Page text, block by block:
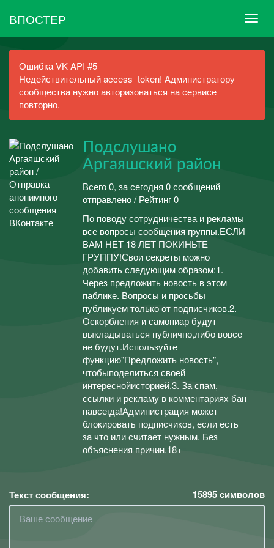
ВПОСТЕР
Ошибка VK API #5
Недействительный access_token! Администратору
сообщества нужно авторизоваться на сервисе
повторно.
Подслушано
Аргаяшский район
Всего 0, за сегодня 0 сообщений
отправлено / Рейтинг 0
По поводу сотрудничества и рекламы
все вопросы сообщения группы.ЕСЛИ
ВАМ НЕТ 18 ЛЕТ ПОКИНЬТЕ
ГРУППУ!Свои секреты можно
добавить следующим образом:1.
Через предложить новость в этом
паблике. Вопросы и просьбы
публикуем только от подписчиков.2.
Оскорбления и самопиар будут
выкладываться публично,либо вовсе
не будут.Используйте
функцию"Предложить новость",
чтобыподелиться своей
интереснойисторией.3. За спам,
ссылки и рекламу в комментариях бан
навсегда!Администрация может
блокировать подписчиков, если есть
за что или считает нужным. Без
объяснения причин.18+
Текст сообщения: 15895символов